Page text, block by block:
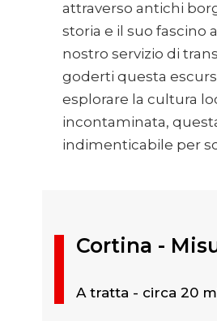
attraverso antichi
storia e il suo fascino
nostro servizio di
goderti questa
esplorare la cultura
incontaminata,
indimenticabile per
Cortina -
A tratta - circa 20